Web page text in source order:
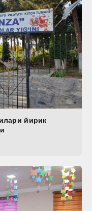
йирик